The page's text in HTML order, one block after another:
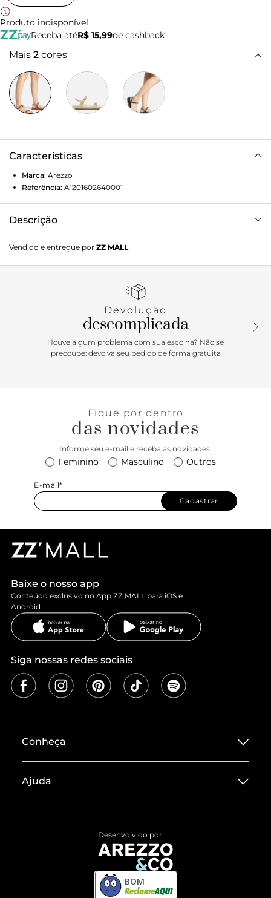
Produto indisponível
Receba atéR$ 15,99de cashback
Mais 2 cores
Características
Marca: Arezzo
Referência: A1201602640001
Descrição
formato anatômico e inscrição do nome da marca. Possui
solado flatform, base emborrachada e formato
parte superior do pé, transpassadas por elos metálicos
ajustável. Aberta, a sandália exibe todo o pé.
Vendido e entregue por ZZ MALL
Devolução
descomplicada
Houve algum problema com sua escolha? Não se
preocupe: devolva seu pedido de forma gratuita
Fique por dentro
das novidades
Informe seu e-mail e receba as novidades!
Feminino Masculino Outros
E-mail*
Cadastrar
Baixe o nosso app
Conteúdo exclusivo no App ZZ MALL para iOS e
Android
Siga nossas redes sociais
Conheça
Termos de Uso
ZZ MALL é confiável
Ajuda
Devolução do Produto
Compre pelo WhatsApp
Desenvolvido por
BOM